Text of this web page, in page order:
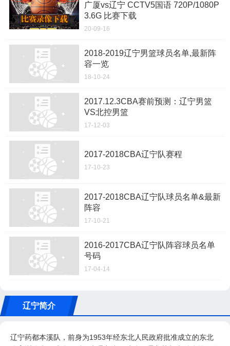
广厦vs辽宁 CCTV5国语 720P/1080P
3.6G 比赛下载
20-09-16
2018-2019辽宁男篮球员名单,最新阵
容一览
18-10-24
2017.12.3CBA赛前预测：辽宁男篮
VS北控男篮
17-12-03
2017-2018CBA辽宁队赛程
17-10-23
2017-2018CBA辽宁队球员名单&最新
阵容
17-10-21
2016-2017CBA辽宁队阵容球员名单
号码
17-04-14
辽宁简介
辽宁药都本溪队，前身为1953年经东北人民政府批准成立的东北